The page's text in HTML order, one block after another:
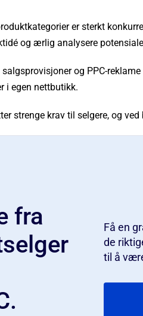
er sterkt
og ærlig analysere
salgsprovisjoner og PPC-
i egen nettbutikk.
strenge krav til selgere, og
fra
Få en
de
til å